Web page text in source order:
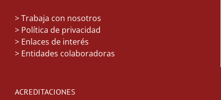
>Trabaja con nosotros
> Política de privacidad
> Enlaces de interés
> Entidades colaboradoras
ACREDITACIONES